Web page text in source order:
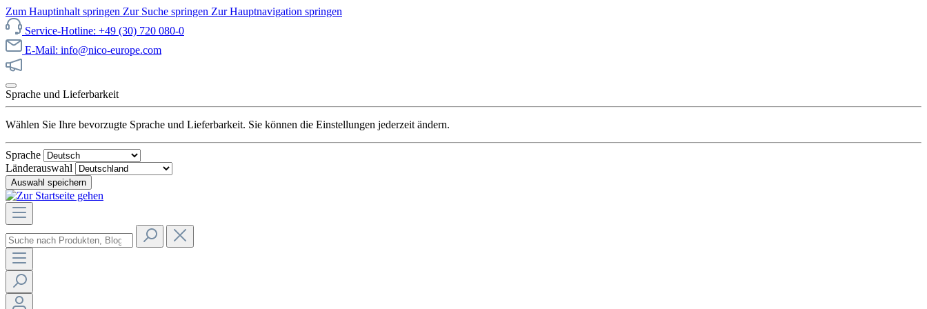
Zum Hauptinhalt springen Zur Suche springen Zur Hauptnavigation springen
Service-Hotline: +49 (30) 720 080-0
E-Mail: info@nico-europe.com
Sprache und Lieferbarkeit
Wählen Sie Ihre bevorzugte Sprache und Lieferbarkeit. Sie können die Einstellungen jederzeit ändern.
Sprache
Länderauswahl
Auswahl speichern